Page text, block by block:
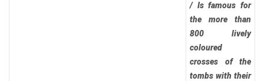
/ Is famous for
the more than
800 lively
coloured
crosses of the
tombs with their